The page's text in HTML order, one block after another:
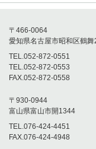
〒466-0064
愛知県名古屋市昭和区鶴
TEL.052-872-0551
TEL.052-872-0553
FAX.052-872-0558
〒930-0944
富山県富山市開1344
TEL.076-424-4451
FAX.076-424-4948